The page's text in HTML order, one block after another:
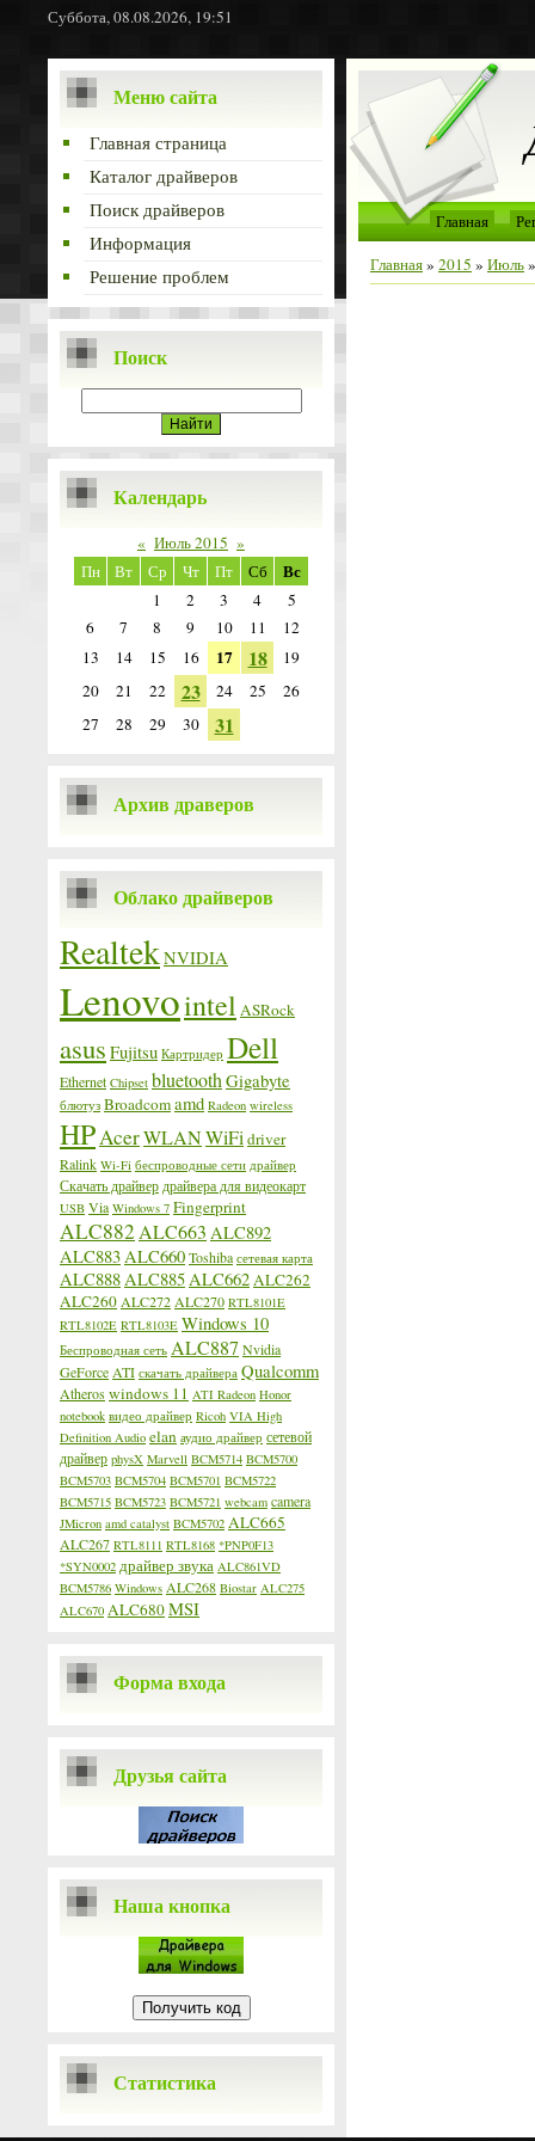
Суббота, 08.08.2026, 19:51
Меню сайта
Главная страница
Каталог драйверов
Поиск драйверов
Информация
Решение проблем
Поиск
Календарь
« Июль 2015 »
Пн
Вт Ср Чт Пт Сб Вс
1 2 3 4
5
6
7 8 9 10 11
12
13
14 15 16 17 18
19
20
21 22 23 24 25
26
27
28 29 30 31
Архив драверов
Облако драйверов
RealtekNVIDIA
Lenovointel ASRock
asus Fujitsu Картридер Dell
Ethernet Chipset bluetooth Gigabyte
блютуз Broadcomamd Radeon wireless
HPAcerWLANWiFi driver
Ralink Wi-Fi беспроводные сети драйвер
Скачать драйвер драйвера для видеокарт
USB Via Windows 7 Fingerprint
ALC882 ALC663 ALC892
ALC883ALC660Toshiba сетевая карта
ALC888ALC885ALC662ALC262
ALC260 ALC272 ALC270 RTL8101E
RTL8102E RTL8103E Windows 10
Беспроводная сеть ALC887 Nvidia
GeForce ATI скачать драйвера Qualcomm
Atheroswindows 11 ATI Radeon Honor
notebook видео драйвер Ricoh VIA High
Definition Audio elan аудио драйвер сетевой
драйвер physX Marvell BCM5714 BCM5700
BCM5703 BCM5704 BCM5701 BCM5722
BCM5715 BCM5723 BCM5721 webcam camera
JMicron amd catalyst BCM5702 ALC665
ALC267 RTL8111 RTL8168 *PNP0F13
*SYN0002 драйвер звука ALC861VD
BCM5786 Windows ALC268 Biostar ALC275
ALC670 ALC680MSI
Форма входа
Друзья сайта
Наша кнопка
Статистика
Главная
Главная» 2015 » Июль»